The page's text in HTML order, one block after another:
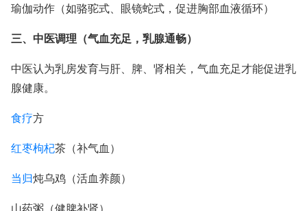
瑜伽动作（如骆驼式、眼镜蛇式，促进胸部血液循环）
三、中医调理（气血充足，乳腺通畅）
中医认为乳房发育与肝、脾、肾相关，气血充足才能促进乳
腺健康。
食疗方
红枣枸杞茶（补气血）
当归炖乌鸡（活血养颜）
山药粥（健脾补肾）